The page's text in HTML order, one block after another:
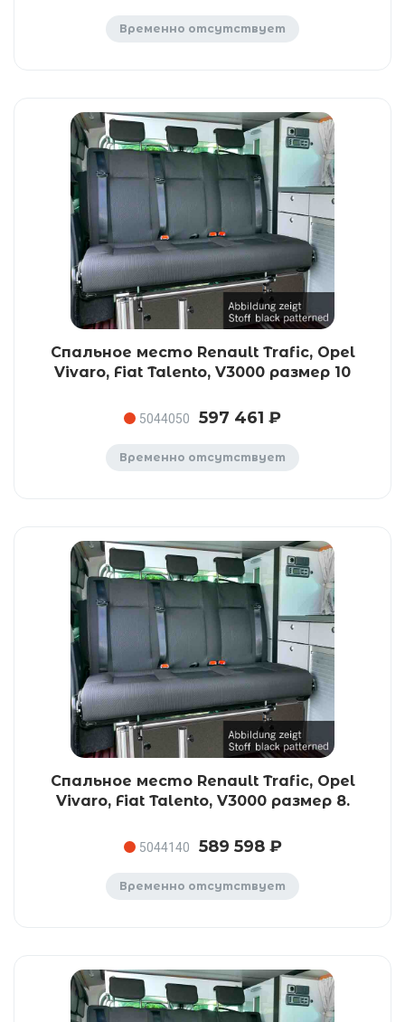
Временно отсутствует
Спальное место Renault Trafic, Opel
Vivaro, Fiat Talento, V3000 размер 10
5044050 597 461 ₽
Временно отсутствует
Спальное место Renault Trafic, Opel
Vivaro, Fiat Talento, V3000 размер 8.
5044140 589 598 ₽
Временно отсутствует